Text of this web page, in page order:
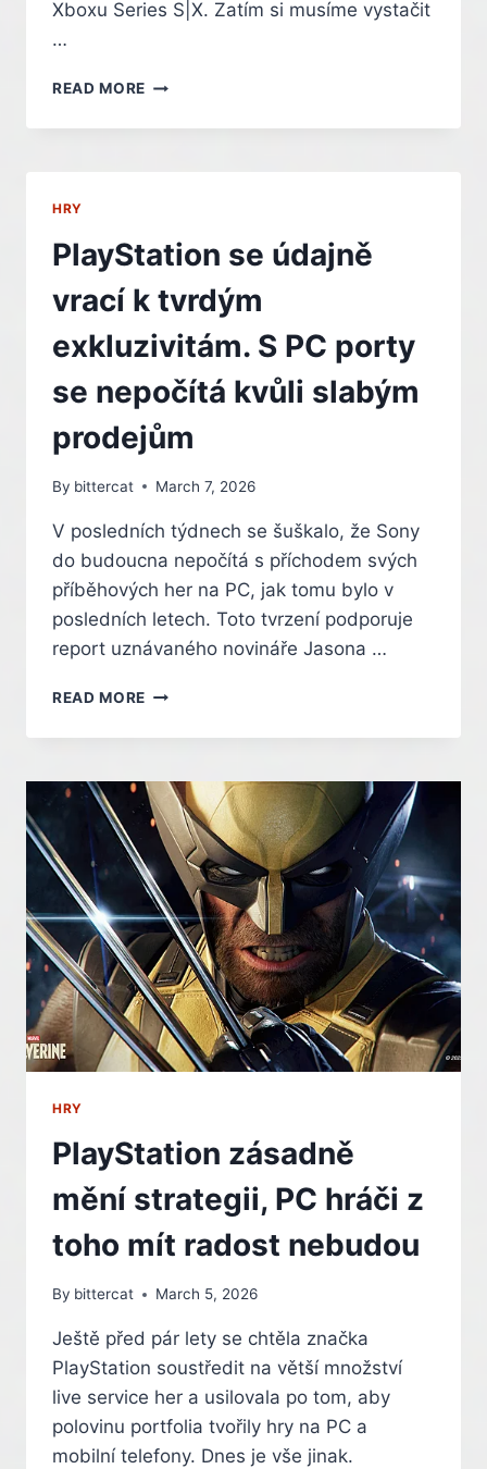
Xboxu Series S|X. Zatím si musíme vystačit
…
READ MORE NOVÁ
XBOXU
PROJECT
HELIX,
SPUSTÍ
HRY
PRO
KONZOLE
PC
HRY
PlayStation se údajně
vrací k tvrdým
exkluzivitám. S PC porty
se nepočítá kvůli slabým
prodejům
By bittercat March 7, 2026
V posledních týdnech se šuškalo, že Sony
do budoucna nepočítá s příchodem svých
příběhových her na PC, jak tomu bylo v
posledních letech. Toto tvrzení podporuje
report uznávaného novináře Jasona …
READ MORE PLAYSTATION
ÚDAJNĚ
K
TVRDÝM
EXKLUZIVITÁM.
PC
PORTY
SE
NEPOČÍTÁ
KVŮLI
SLABÝM
PRODEJŮM
HRY
PlayStation zásadně
mění strategii, PC hráči z
toho mít radost nebudou
By bittercat March 5, 2026
Ještě před pár lety se chtěla značka
PlayStation soustředit na větší množství
live service her a usilovala po tom, aby
polovinu portfolia tvořily hry na PC a
mobilní telefony. Dnes je vše jinak.